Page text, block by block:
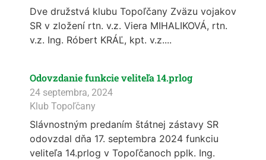
Dve družstvá klubu Topoľčany Zväzu vojakov
SR v zložení rtn. v.z. Viera MIHALIKOVÁ, rtn.
v.z. Ing. Róbert KRÁĽ, kpt. v.z....
Odovzdanie funkcie veliteľa 14.prlog
24 septembra, 2024
Klub Topoľčany
Slávnostným predaním štátnej zástavy SR
odovzdal dňa 17. septembra 2024 funkciu
veliteľa 14.prlog v Topoľčanoch pplk. Ing.